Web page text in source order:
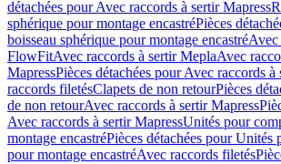
détachées pour Avec raccords à sertir Mapress
sphérique pour montage encastréPièces
boisseau sphérique pour montage encastréAvec
FlowFitAvec raccords à sertir MeplaAvec
MapressPièces détachées pour Avec raccords à
raccords filetésClapets de non retourPièces
de non retourAvec raccords à sertir Mapress
Avec raccords à sertir MapressUnités pour
montage encastréPièces détachées pour Unités
pour montage encastréAvec raccords filetés